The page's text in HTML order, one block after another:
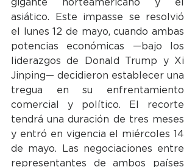
gigante norteamericano y el
asiático. Este impasse se resolvió
el lunes 12 de mayo, cuando ambas
potencias económicas —bajo los
liderazgos de Donald Trump y Xi
Jinping— decidieron establecer una
tregua en su enfrentamiento
comercial y político. El recorte
tendrá una duración de tres meses
y entró en vigencia el miércoles 14
de mayo. Las negociaciones entre
representantes de ambos países